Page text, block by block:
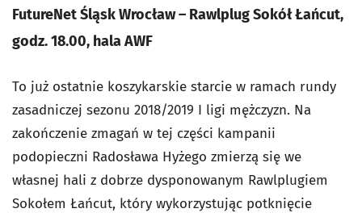
FutureNet Śląsk Wrocław – Rawlplug Sokół Łańcut,
godz. 18.00, hala AWF
To już ostatnie koszykarskie starcie w ramach rundy
zasadniczej sezonu 2018/2019 I ligi mężczyzn. Na
zakończenie zmagań w tej części kampanii
podopieczni Radosława Hyżego zmierzą się we
własnej hali z dobrze dysponowanym Rawlplugiem
Sokołem Łańcut, który wykorzystując potknięcie